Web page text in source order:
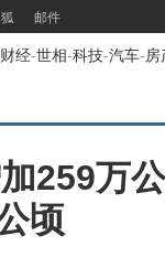
邮件
财经-世相-科技-汽车-房
259万
顷